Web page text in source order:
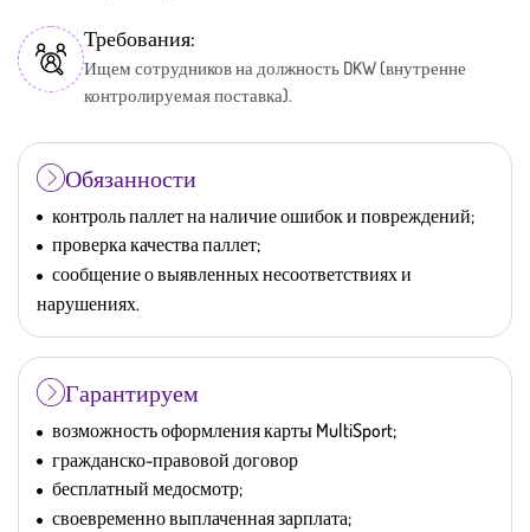
Требования:
Ищем сотрудников на должность DKW (внутренне
контролируемая поставка).
Обязанности
контроль паллет на наличие ошибок и повреждений;
проверка качества паллет;
сообщение о выявленных несоответствиях и
нарушениях.
Гарантируем
возможность оформления карты MultiSport;
гражданско-правовой договор
бесплатный медосмотр;
своевременно выплаченная зарплата;